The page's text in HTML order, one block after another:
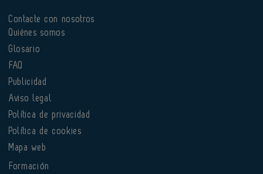
Contacte con nosotros
Quiénes somos
Glosario
FAQ
Publicidad
Aviso legal
Política de privacidad
Política de cookies
Mapa web
Formación